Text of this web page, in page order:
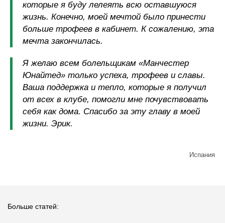
которые я буду лелеять всю оставшуюся
жизнь. Конечно, моей мечтой было принести
больше трофеев в кабинет. К сожалению, эта
мечта закончилась.
Я желаю всем болельщикам «Манчестер
Юнайтед» только успеха, трофеев и славы.
Ваша поддержка и тепло, которые я получил
от всех в клубе, помогли мне почувствовать
себя как дома. Спасибо за эту главу в моей
жизни. Эрик.
Испания
Больше статей: